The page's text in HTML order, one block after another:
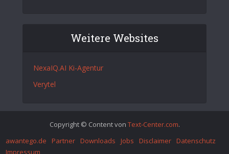
Weitere Websites
NexaIQ.AI Ki-Agentur
Verytel
Copyright © Content von Text-Center.com.
awantego.de
Partner Downloads Jobs Disclaimer
Datenschutz
Impressum